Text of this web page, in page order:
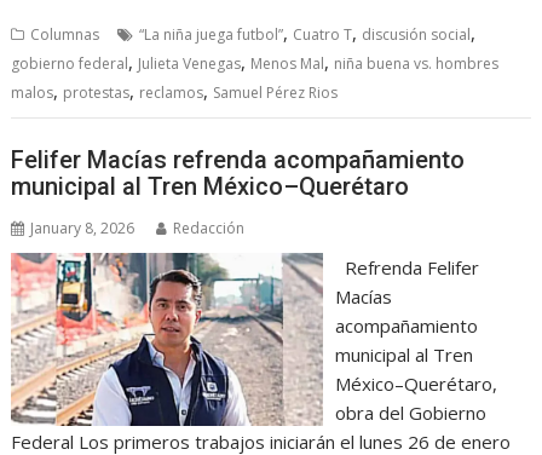
Columnas “La niña juega futbol”, Cuatro T, discusión social,
gobierno federal, Julieta Venegas, Menos Mal, niña buena vs. hombres
malos, protestas, reclamos, Samuel Pérez Rios
Felifer Macías refrenda acompañamiento
municipal al Tren México–Querétaro
January 8, 2026 Redacción
Refrenda Felifer
Macías
acompañamiento
municipal al Tren
México–Querétaro,
obra del Gobierno
Federal Los primeros trabajos iniciarán el lunes 26 de enero